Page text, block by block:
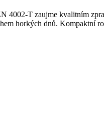
4002-T zaujme kvalitním
horkých dnů. Kompaktní